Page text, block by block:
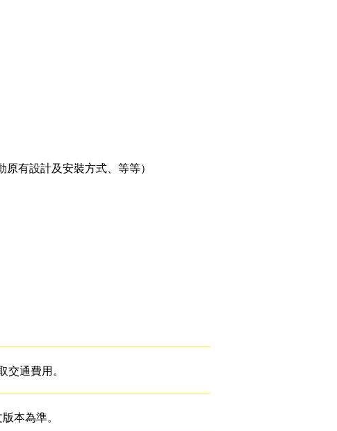
有設計及安裝方式、等等）
通費用。
本為準。